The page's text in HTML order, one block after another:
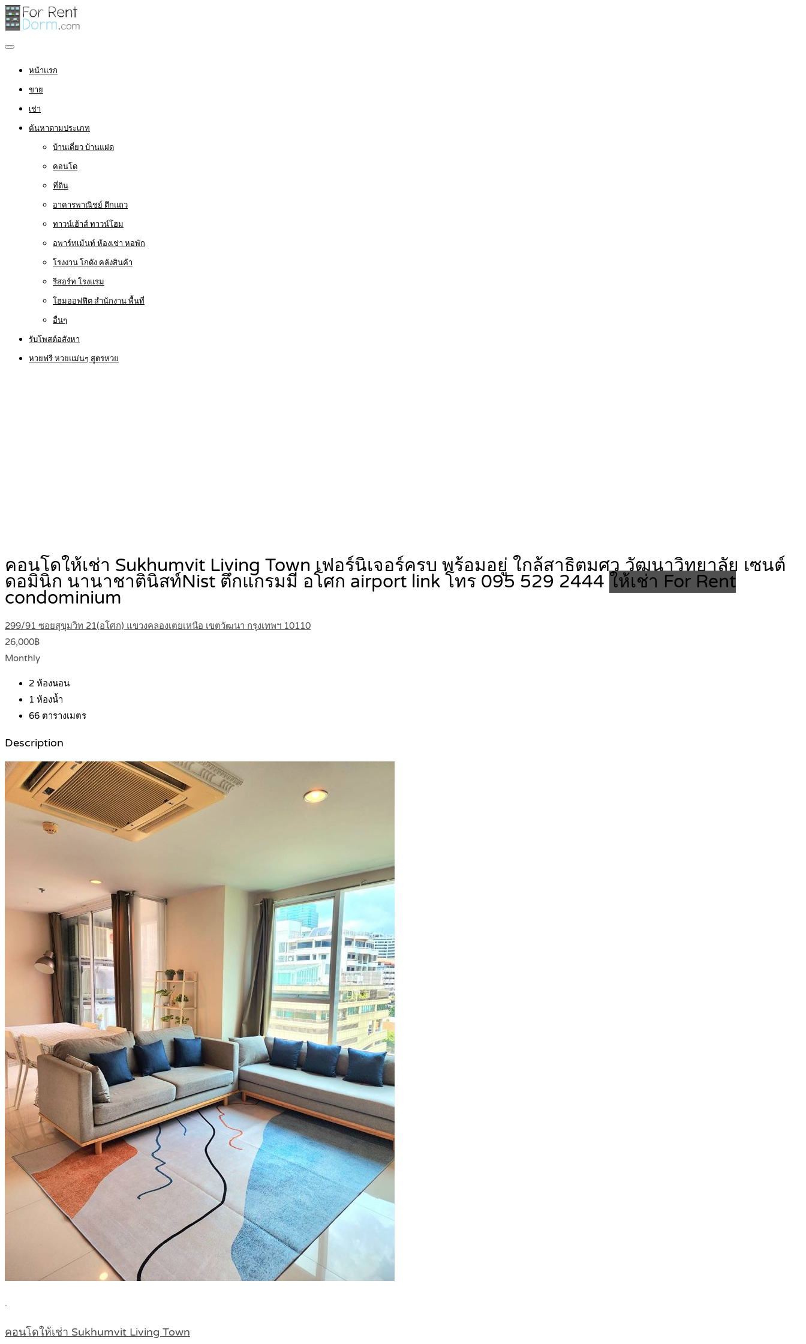
หน้าแรก
ขาย
เช่า
ค้นหาตามประเภท
บ้านเดี่ยว บ้านแฝด
คอนโด
ที่ดิน
อาคารพาณิชย์ ตึกแถว
ทาวน์เฮ้าส์ ทาวน์โฮม
อพาร์ทเม้นท์ ห้องเช่า หอพัก
โรงงาน โกดัง คลังสินค้า
รีสอร์ท โรงแรม
โฮมออฟฟิต สำนักงาน พื้นที่
อื่นๆ
รับโพสต์อสังหา
หวยฟรี หวยแม่นๆ สูตรหวย
คอนโดให้เช่า Sukhumvit Living Town เฟอร์นิเจอร์ครบ พร้อมอยู่ ใกล้สาธิตมศว วัฒนาวิทยาลัย เซนต์
ดอมินิก นานาชาตินิสท์Nist ตึกแกรมมี่ อโศก airport link โทร 095 529 2444 ให้เช่า For Rent
condominium
299/91 ซอยสุขุมวิท 21(อโศก) แขวงคลองเตยเหนือ เขตวัฒนา กรุงเทพฯ 10110
26,000฿
Monthly
2 ห้องนอน
1 ห้องน้ำ
66 ตารางเมตร
Description
.
คอนโดให้เช่า Sukhumvit Living Town